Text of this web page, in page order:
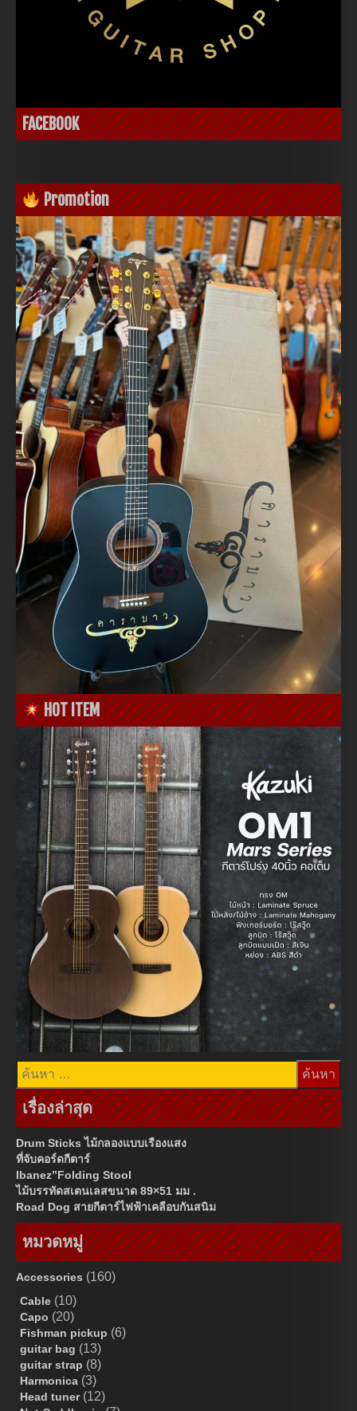
FACEBOOK
Promotion
HOT ITEM
ค้นหา
สำหรับ:
เรื่องล่าสุด
Drum Sticks ไม้กลองแบบเรืองแสง
ที่จับคอร์ดกีตาร์
Ibanez”Folding Stool
ไม้บรรทัดสเตนเลสขนาด 89×51 มม .
Road Dog สายกีตาร์ไฟฟ้าเคลือบกันสนิม
หมวดหมู่
Accessories (160)
Cable (10)
Capo (20)
Fishman pickup (6)
guitar bag (13)
guitar strap (8)
Harmonica (3)
Head tuner(12)